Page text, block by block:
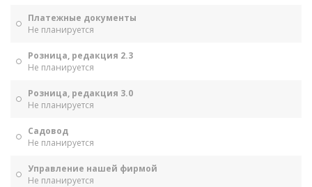
Платежные документы
Не планируется
Розница, редакция 2.3
Не планируется
Розница, редакция 3.0
Не планируется
Садовод
Не планируется
Управление нашей фирмой
Не планируется